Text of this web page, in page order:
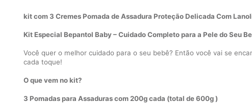
kit com 3 Cremes Pomada de Assadura Proteção Delicada Com
Kit Especial Bepantol Baby – Cuidado Completo para a Pele do Seu
Você quer o melhor cuidado para o seu bebê? Então você vai se
cada toque!
O que vem no kit?
3 Pomadas para Assaduras com 200g cada (total de 600g )